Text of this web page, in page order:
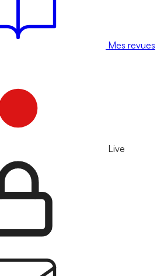
Mes revues
Live